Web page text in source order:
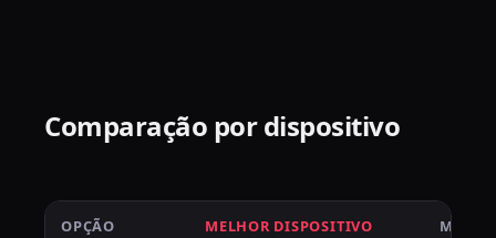
Comparação por dispositivo
OPÇÃO MELHOR DISPOSITIVO